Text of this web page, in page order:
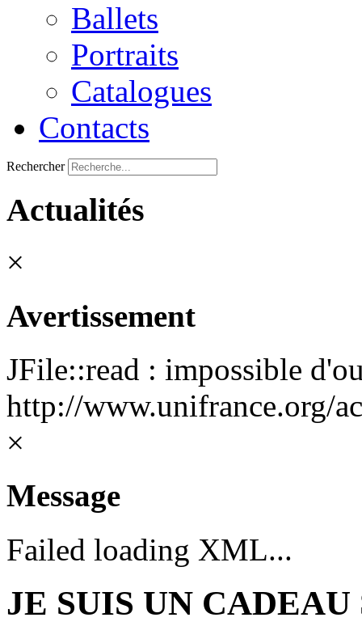
Ballets
Portraits
Catalogues
Contacts
Rechercher
Actualités
×
Avertissement
JFile::read : impossible
http://www.unifrance.org/
×
Message
Failed loading XML...
JE SUIS UN CADEAU